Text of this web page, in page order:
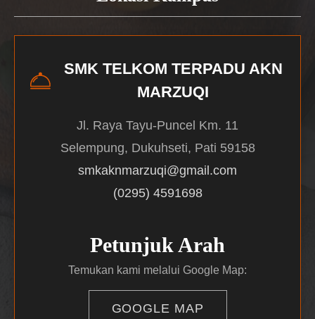
SMK TELKOM TERPADU AKN
MARZUQI
Jl. Raya Tayu-Puncel Km. 11
Selempung, Dukuhseti, Pati 59158
smkaknmarzuqi@gmail.com
(0295) 4591698
Petunjuk Arah
Temukan kami melalui Google Map:
GOOGLE MAP